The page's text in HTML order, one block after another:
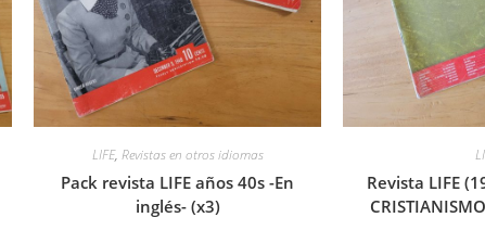
LIFE, Revistas en otros idiomas
Pack revista LIFE años 40s -En
inglés- (x3)
Revista LIFE